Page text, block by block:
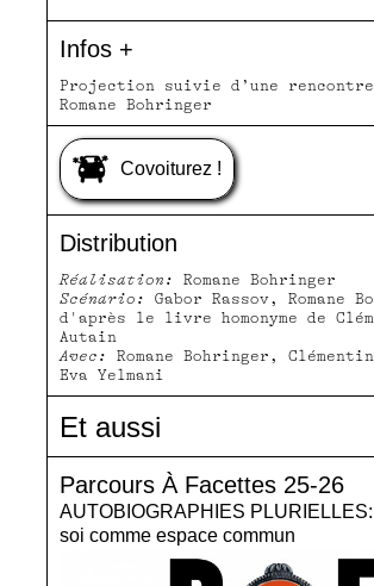
Distribution
Réalisation:
Romane Bohringer
Scénario: Gabor Rassov, Romane
d'après le livre homonyme de
Autain
Avec: Romane Bohringer,
Eva Yelmani
Et aussi
Parcours À Facettes 25-26
AUTOBIOGRAPHIES
soi comme espace commun
Infos +
Projection suivie d’une rencontre
Romane Bohringer
Covoiturez !